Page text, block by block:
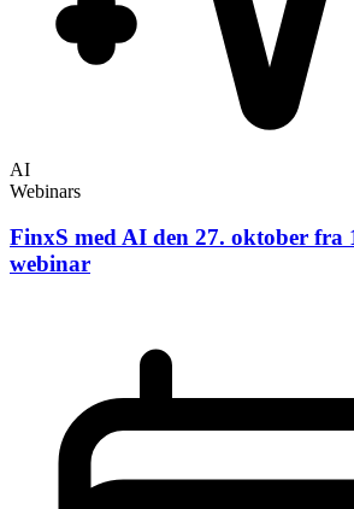
AI
Webinars
FinxS med AI den 27. oktober fra
webinar